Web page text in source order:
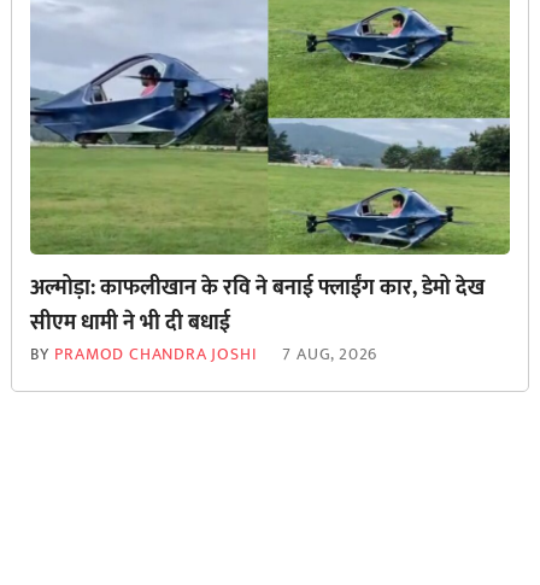
अल्मोड़ा: काफलीखान के रवि ने बनाई फ्लाईंग कार, डेमो देख
सीएम धामी ने भी दी बधाई
BY PRAMOD CHANDRA JOSHI 7 AUG, 2026